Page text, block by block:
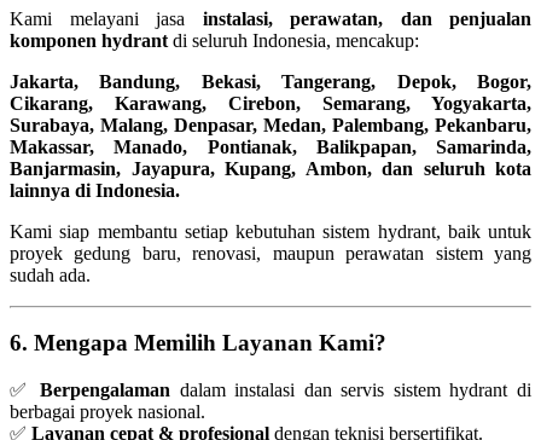
Kami melayani jasa instalasi, perawatan, dan penjualan
komponen hydrant di seluruh Indonesia, mencakup:
Jakarta, Bandung, Bekasi, Tangerang, Depok, Bogor,
Cikarang, Karawang, Cirebon, Semarang, Yogyakarta,
Surabaya, Malang, Denpasar, Medan, Palembang, Pekanbaru,
Makassar, Manado, Pontianak, Balikpapan, Samarinda,
Banjarmasin, Jayapura, Kupang, Ambon, dan seluruh kota
lainnya di Indonesia.
Kami siap membantu setiap kebutuhan sistem hydrant, baik untuk
proyek gedung baru, renovasi, maupun perawatan sistem yang
sudah ada.
6. Mengapa Memilih Layanan Kami?
✅Berpengalaman dalam instalasi dan servis sistem hydrant di
berbagai proyek nasional.
✅ Layanan cepat & profesional dengan teknisi bersertifikat.